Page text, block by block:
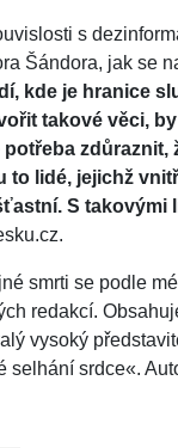
s
Šándora, jak se
kde je hranice
takové věci,
to lidé, jejichž
S takovými
smrti se podle
redakcí.
vysoký
selhání srdce«.